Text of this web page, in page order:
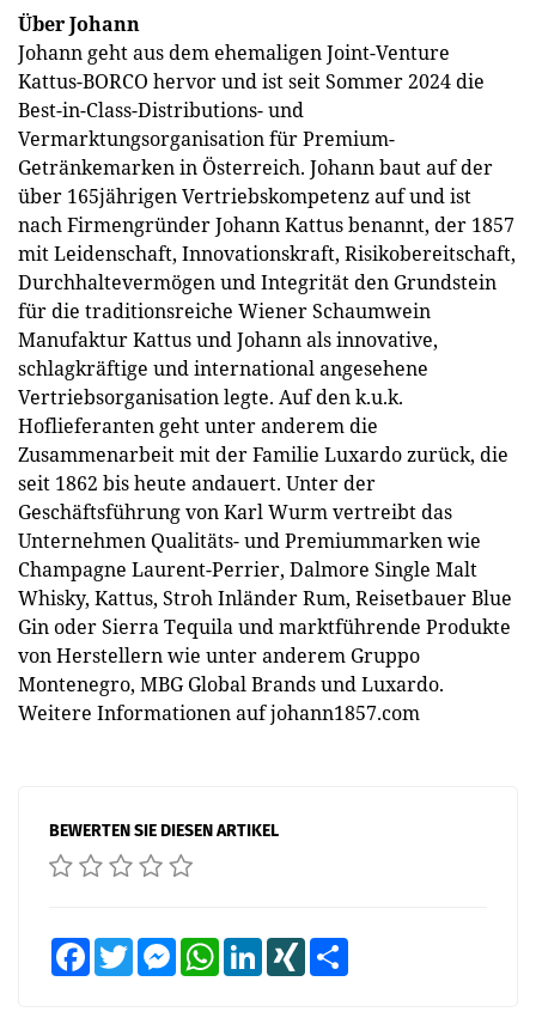
Über Johann
Johann geht aus dem ehemaligen Joint-Venture
Kattus-BORCO hervor und ist seit Sommer 2024 die
Best-in-Class-Distributions- und
Vermarktungsorganisation für Premium-
Getränkemarken in Österreich. Johann baut auf der
über 165jährigen Vertriebskompetenz auf und ist
nach Firmengründer Johann Kattus benannt, der 1857
mit Leidenschaft, Innovationskraft, Risikobereitschaft,
Durchhaltevermögen und Integrität den Grundstein
für die traditionsreiche Wiener Schaumwein
Manufaktur Kattus und Johann als innovative,
schlagkräftige und international angesehene
Vertriebsorganisation legte. Auf den k.u.k.
Hoflieferanten geht unter anderem die
Zusammenarbeit mit der Familie Luxardo zurück, die
seit 1862 bis heute andauert. Unter der
Geschäftsführung von Karl Wurm vertreibt das
Unternehmen Qualitäts- und Premiummarken wie
Champagne Laurent-Perrier, Dalmore Single Malt
Whisky, Kattus, Stroh Inländer Rum, Reisetbauer Blue
Gin oder Sierra Tequila und marktführende Produkte
von Herstellern wie unter anderem Gruppo
Montenegro, MBG Global Brands und Luxardo.
Weitere Informationen auf johann1857.com
BEWERTEN SIE DIESEN ARTIKEL
FacebookTwitter MessengerWhatsAppLinkedInXING